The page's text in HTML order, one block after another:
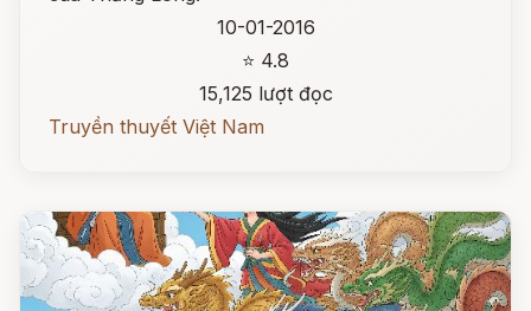
10-01-2016
⭐ 4.8
15,125 lượt đọc
Truyền thuyết Việt Nam